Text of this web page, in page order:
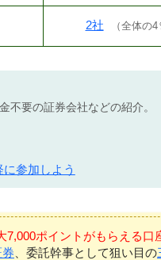
2社 （全体の4
不要の証券会社などの紹介。
参加しよう
7,000ポイントがもらえる口
、委託幹事として狙い目の